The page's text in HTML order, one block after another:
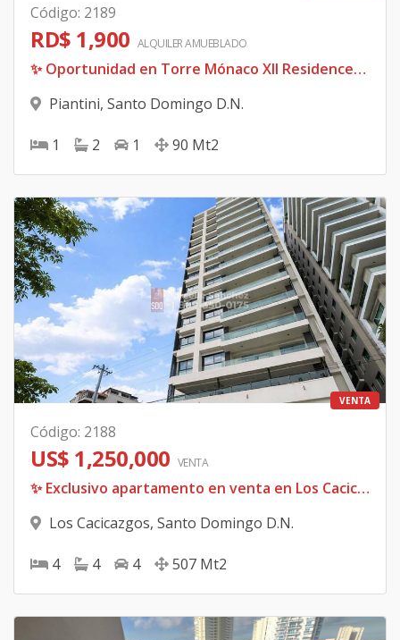
Código: 2189
RD$ 1,900 ALQUILERAMUEBLADO
✨ Oportunidad en Torre Mónaco XII Residences ✨ 💰 Precio: US$1,900 mensuales
Piantini, Santo Domingo D.N.
1 2 1 90 Mt2
VENTA
Código: 2188
US$ 1,250,000 VENTA
✨ Exclusivo apartamento en venta en Los Cacicazgos Avenida Enriquillo 💰 Precio: USD$1,250,000 🧾 Mantenimiento: RD$36,000
Los Cacicazgos, Santo Domingo D.N.
4 4 4 507 Mt2